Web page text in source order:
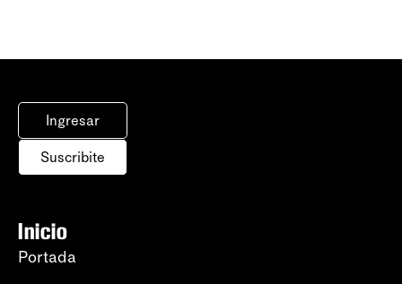
Ingresar
Suscribite
Inicio
Portada